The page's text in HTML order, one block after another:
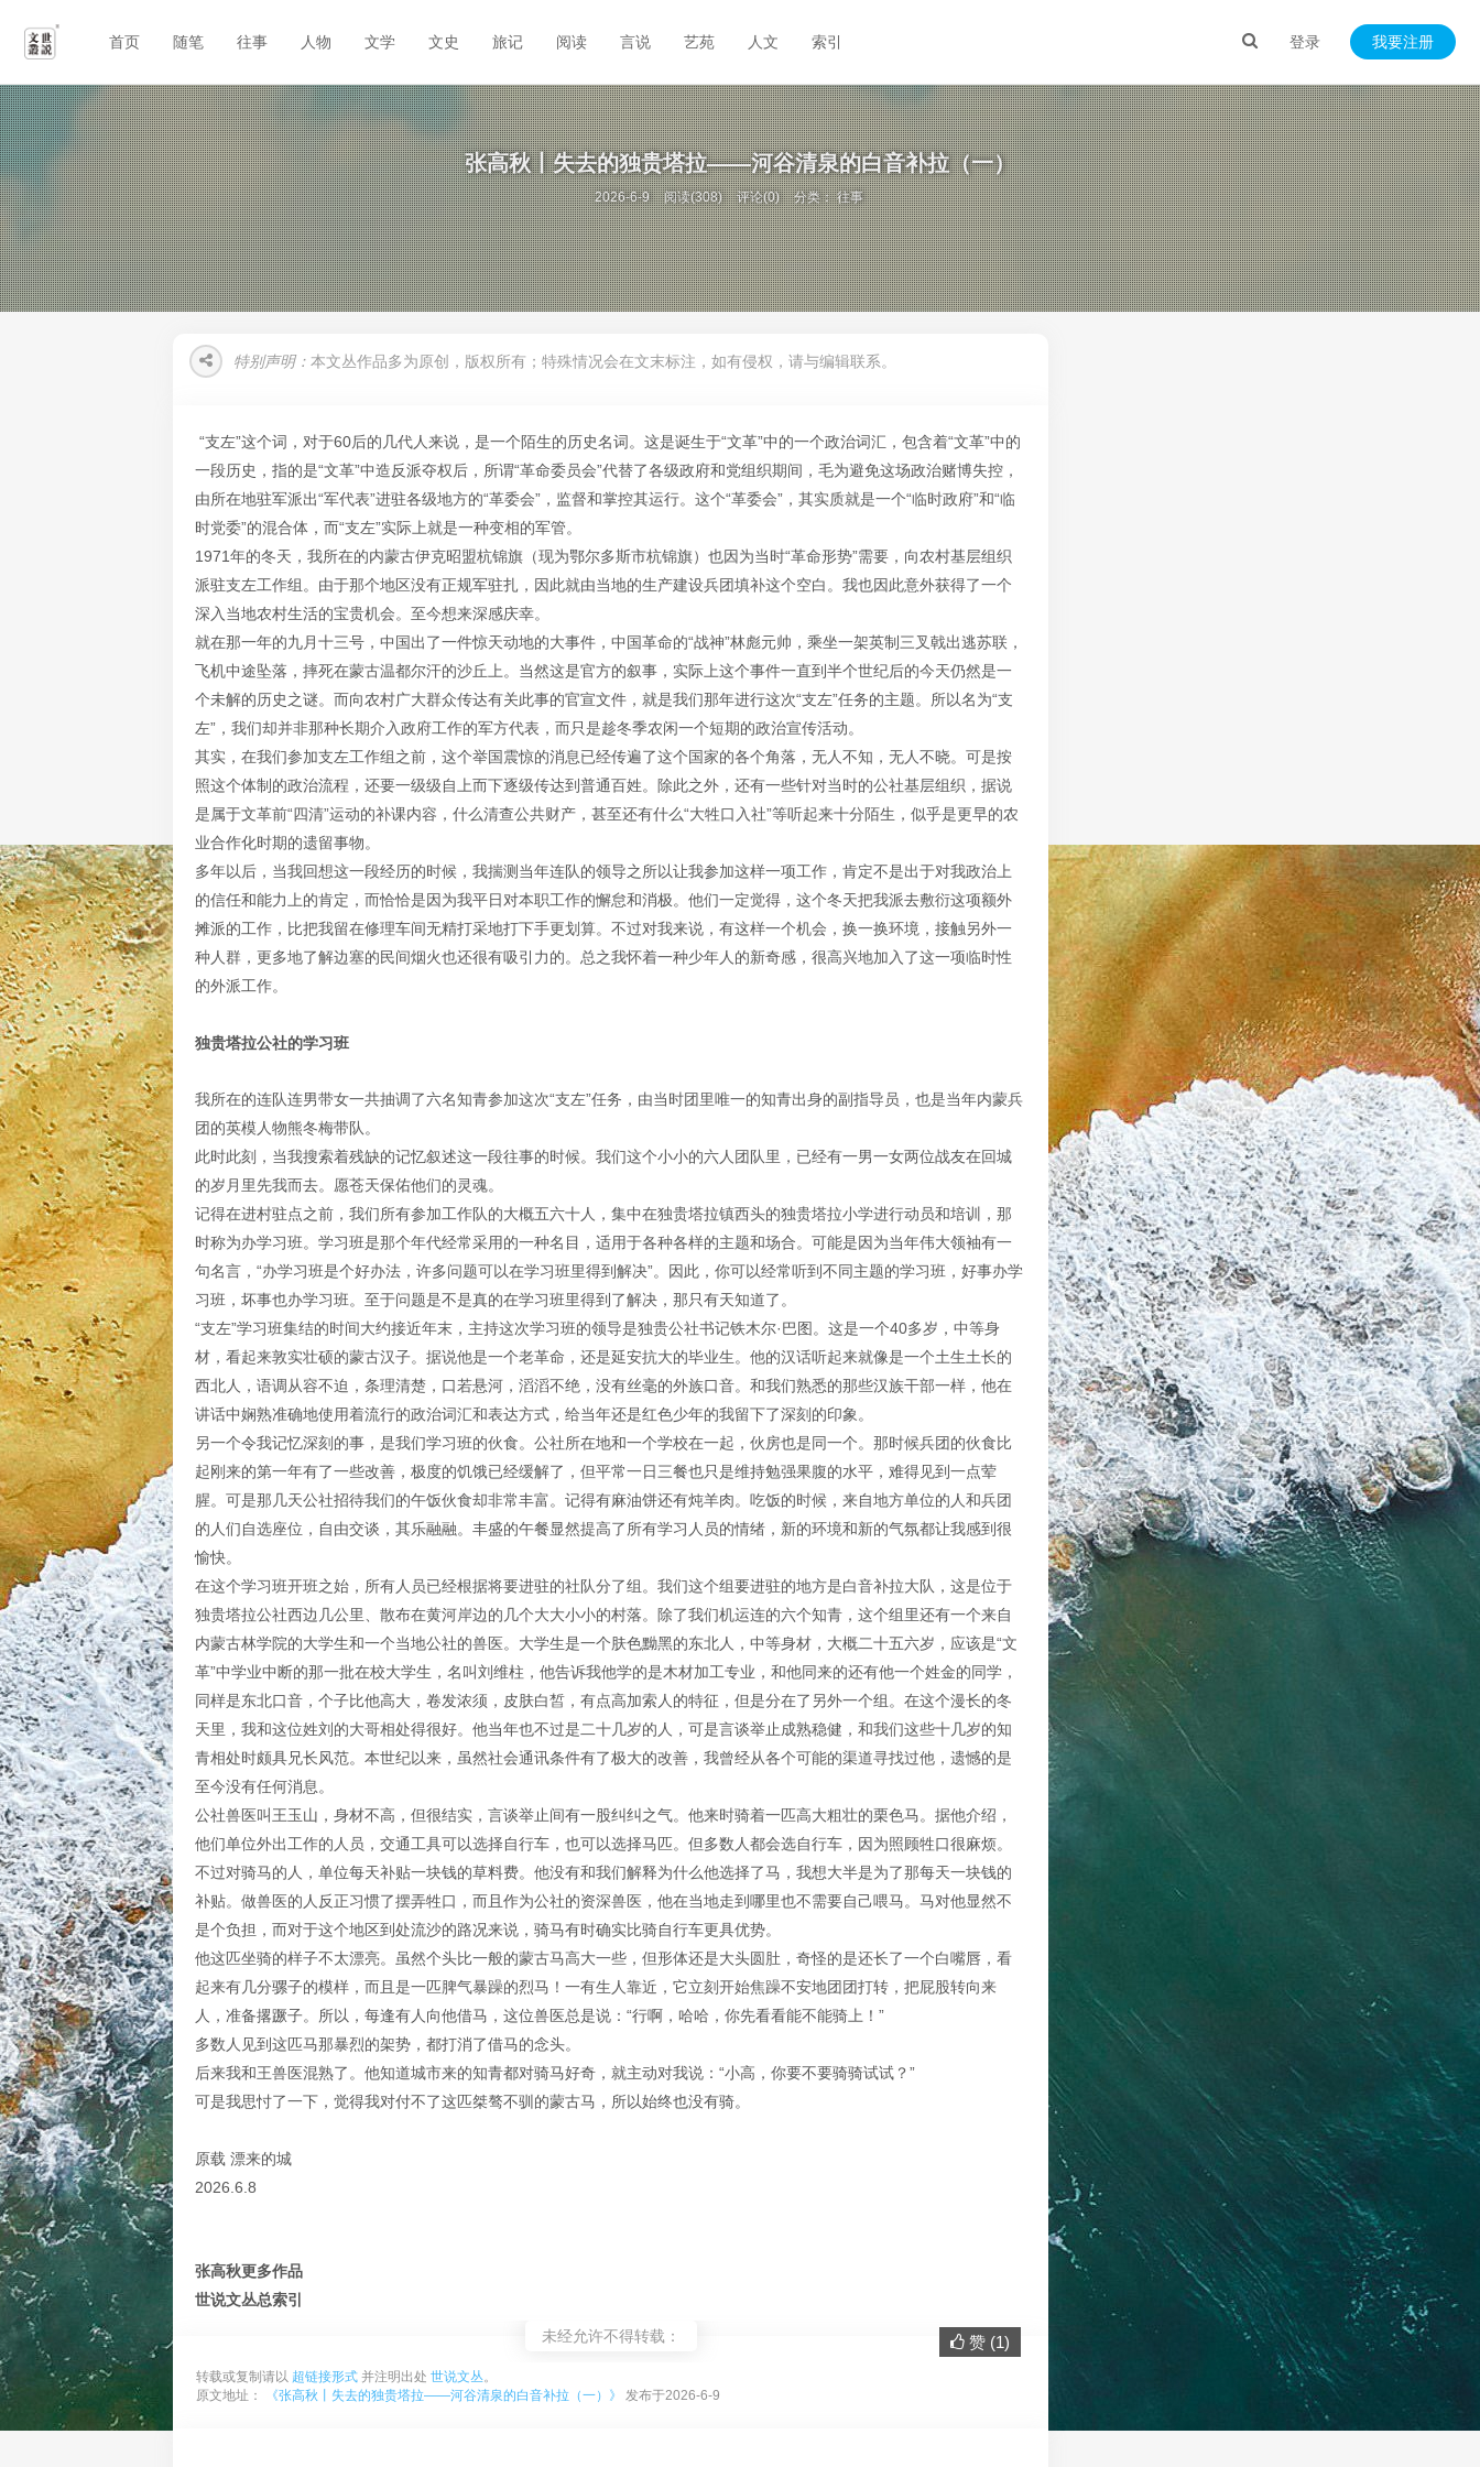
登录 我要注册
首页 随笔 往事 人物 文学 文史 旅记 阅读 言说 艺苑 人文 索引
张高秋丨失去的独贵塔拉——河谷清泉的白音补拉（一）
2026-6-9 阅读(308) 评论(0) 分类：往事
特别声明： 本文丛作品多为原创，版权所有；特殊情况会在文末标注，如有侵权，请与编辑联系。
“支左”这个词，对于60后的几代人来说，是一个陌生的历史名词。这是诞生于“文革”中的一个政治词汇，包含着“文革”中的
一段历史，指的是“文革”中造反派夺权后，所谓“革命委员会”代替了各级政府和党组织期间，毛为避免这场政治赌博失控，
由所在地驻军派出“军代表”进驻各级地方的“革委会”，监督和掌控其运行。这个“革委会”，其实质就是一个“临时政府”和“临
时党委”的混合体，而“支左”实际上就是一种变相的军管。
1971年的冬天，我所在的内蒙古伊克昭盟杭锦旗（现为鄂尔多斯市杭锦旗）也因为当时“革命形势”需要，向农村基层组织
派驻支左工作组。由于那个地区没有正规军驻扎，因此就由当地的生产建设兵团填补这个空白。我也因此意外获得了一个
深入当地农村生活的宝贵机会。至今想来深感庆幸。
就在那一年的九月十三号，中国出了一件惊天动地的大事件，中国革命的“战神”林彪元帅，乘坐一架英制三叉戟出逃苏联，
飞机中途坠落，摔死在蒙古温都尔汗的沙丘上。当然这是官方的叙事，实际上这个事件一直到半个世纪后的今天仍然是一
个未解的历史之谜。而向农村广大群众传达有关此事的官宣文件，就是我们那年进行这次“支左”任务的主题。所以名为“支
左”，我们却并非那种长期介入政府工作的军方代表，而只是趁冬季农闲一个短期的政治宣传活动。
其实，在我们参加支左工作组之前，这个举国震惊的消息已经传遍了这个国家的各个角落，无人不知，无人不晓。可是按
照这个体制的政治流程，还要一级级自上而下逐级传达到普通百姓。除此之外，还有一些针对当时的公社基层组织，据说
是属于文革前“四清”运动的补课内容，什么清查公共财产，甚至还有什么“大牲口入社”等听起来十分陌生，似乎是更早的农
业合作化时期的遗留事物。
多年以后，当我回想这一段经历的时候，我揣测当年连队的领导之所以让我参加这样一项工作，肯定不是出于对我政治上
的信任和能力上的肯定，而恰恰是因为我平日对本职工作的懈怠和消极。他们一定觉得，这个冬天把我派去敷衍这项额外
摊派的工作，比把我留在修理车间无精打采地打下手更划算。不过对我来说，有这样一个机会，换一换环境，接触另外一
种人群，更多地了解边塞的民间烟火也还很有吸引力的。总之我怀着一种少年人的新奇感，很高兴地加入了这一项临时性
的外派工作。
独贵塔拉公社的学习班
我所在的连队连男带女一共抽调了六名知青参加这次“支左”任务，由当时团里唯一的知青出身的副指导员，也是当年内蒙兵
团的英模人物熊冬梅带队。
此时此刻，当我搜索着残缺的记忆叙述这一段往事的时候。我们这个小小的六人团队里，已经有一男一女两位战友在回城
的岁月里先我而去。愿苍天保佑他们的灵魂。
记得在进村驻点之前，我们所有参加工作队的大概五六十人，集中在独贵塔拉镇西头的独贵塔拉小学进行动员和培训，那
时称为办学习班。学习班是那个年代经常采用的一种名目，适用于各种各样的主题和场合。可能是因为当年伟大领袖有一
句名言，“办学习班是个好办法，许多问题可以在学习班里得到解决”。因此，你可以经常听到不同主题的学习班，好事办学
习班，坏事也办学习班。至于问题是不是真的在学习班里得到了解决，那只有天知道了。
“支左”学习班集结的时间大约接近年末，主持这次学习班的领导是独贵公社书记铁木尔·巴图。这是一个40多岁，中等身
材，看起来敦实壮硕的蒙古汉子。据说他是一个老革命，还是延安抗大的毕业生。他的汉话听起来就像是一个土生土长的
西北人，语调从容不迫，条理清楚，口若悬河，滔滔不绝，没有丝毫的外族口音。和我们熟悉的那些汉族干部一样，他在
讲话中娴熟准确地使用着流行的政治词汇和表达方式，给当年还是红色少年的我留下了深刻的印象。
另一个令我记忆深刻的事，是我们学习班的伙食。公社所在地和一个学校在一起，伙房也是同一个。那时候兵团的伙食比
起刚来的第一年有了一些改善，极度的饥饿已经缓解了，但平常一日三餐也只是维持勉强果腹的水平，难得见到一点荤
腥。可是那几天公社招待我们的午饭伙食却非常丰富。记得有麻油饼还有炖羊肉。吃饭的时候，来自地方单位的人和兵团
的人们自选座位，自由交谈，其乐融融。丰盛的午餐显然提高了所有学习人员的情绪，新的环境和新的气氛都让我感到很
愉快。
在这个学习班开班之始，所有人员已经根据将要进驻的社队分了组。我们这个组要进驻的地方是白音补拉大队，这是位于
独贵塔拉公社西边几公里、散布在黄河岸边的几个大大小小的村落。除了我们机运连的六个知青，这个组里还有一个来自
内蒙古林学院的大学生和一个当地公社的兽医。大学生是一个肤色黝黑的东北人，中等身材，大概二十五六岁，应该是“文
革”中学业中断的那一批在校大学生，名叫刘维柱，他告诉我他学的是木材加工专业，和他同来的还有他一个姓金的同学，
同样是东北口音，个子比他高大，卷发浓须，皮肤白皙，有点高加索人的特征，但是分在了另外一个组。在这个漫长的冬
天里，我和这位姓刘的大哥相处得很好。他当年也不过是二十几岁的人，可是言谈举止成熟稳健，和我们这些十几岁的知
青相处时颇具兄长风范。本世纪以来，虽然社会通讯条件有了极大的改善，我曾经从各个可能的渠道寻找过他，遗憾的是
至今没有任何消息。
公社兽医叫王玉山，身材不高，但很结实，言谈举止间有一股纠纠之气。他来时骑着一匹高大粗壮的栗色马。据他介绍，
他们单位外出工作的人员，交通工具可以选择自行车，也可以选择马匹。但多数人都会选自行车，因为照顾牲口很麻烦。
不过对骑马的人，单位每天补贴一块钱的草料费。他没有和我们解释为什么他选择了马，我想大半是为了那每天一块钱的
补贴。做兽医的人反正习惯了摆弄牲口，而且作为公社的资深兽医，他在当地走到哪里也不需要自己喂马。马对他显然不
是个负担，而对于这个地区到处流沙的路况来说，骑马有时确实比骑自行车更具优势。
他这匹坐骑的样子不太漂亮。虽然个头比一般的蒙古马高大一些，但形体还是大头圆肚，奇怪的是还长了一个白嘴唇，看
起来有几分骡子的模样，而且是一匹脾气暴躁的烈马！一有生人靠近，它立刻开始焦躁不安地团团打转，把屁股转向来
人，准备撂蹶子。所以，每逢有人向他借马，这位兽医总是说：“行啊，哈哈，你先看看能不能骑上！”
多数人见到这匹马那暴烈的架势，都打消了借马的念头。
后来我和王兽医混熟了。他知道城市来的知青都对骑马好奇，就主动对我说：“小高，你要不要骑骑试试？”
可是我思忖了一下，觉得我对付不了这匹桀骜不驯的蒙古马，所以始终也没有骑。
原载 漂来的城
2026.6.8
张高秋更多作品
世说文丛总索引
赞 (1)
未经允许不得转载：
转载或复制请以 超链接形式 并注明出处 世说文丛。
原文地址：
《张高秋丨失去的独贵塔拉——河谷清泉的白音补拉（一）》 发布于2026-6-9